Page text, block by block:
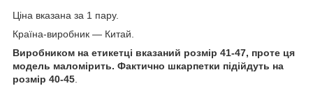
Ціна вказана за 1 пару.
Країна-виробник — Китай.
Виробником на етикетці вказаний розмір 41-47, проте ця
модель маломірить. Фактично шкарпетки підійдуть на
розмір 40-45